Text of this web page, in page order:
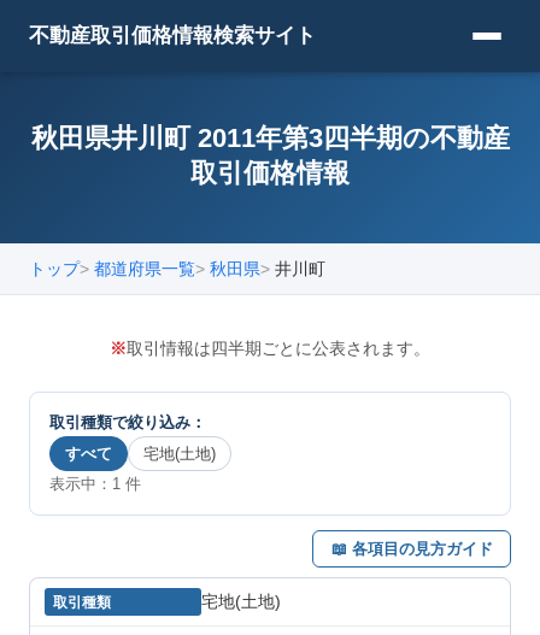
不動産取引価格情報検索サイト
秋田県井川町 2011年第3四半期の不動産
取引価格情報
トップ 都道府県一覧 秋田県 井川町
※取引情報は四半期ごとに公表されます。
取引種類で絞り込み：
すべて
宅地(土地)
表示中： 1 件
📖 各項目の見方ガイド
宅地(土地)